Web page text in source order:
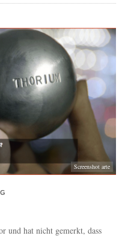
Screenshot arte
und hat nicht gemerkt, dass